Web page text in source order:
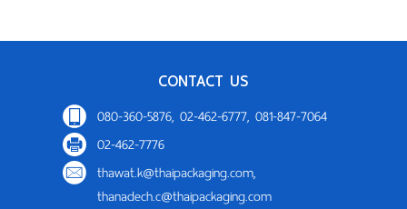
CONTACT US
080-360-5876, 02-462-6777, 081-847-7064
02-462-7776
thawat.k@thaipackaging.com,
thanadech.c@thaipackaging.com